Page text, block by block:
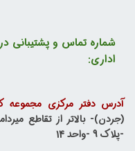
شماره تماس و پشتیبانی
اداری:
آدرس دفتر مرکزی مجموعه
(جردن)- بالاتر از تقاطع
-پلاک 9 -واحد 14